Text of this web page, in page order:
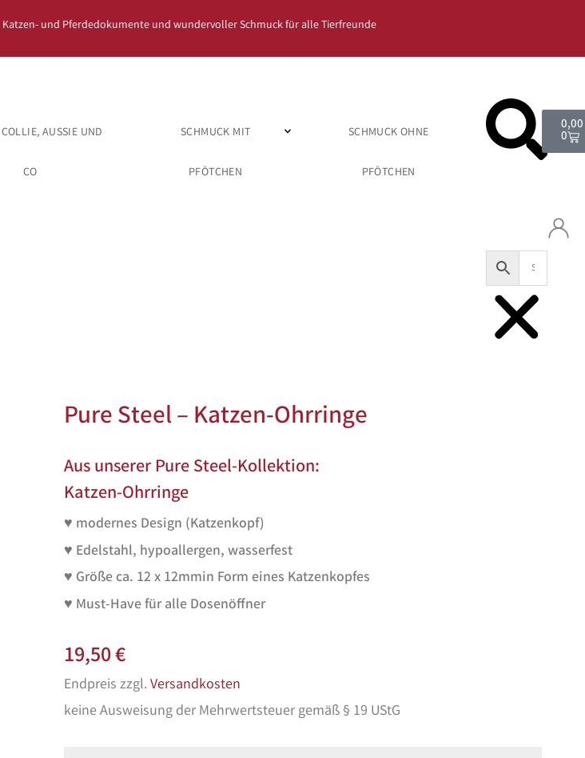
und Pferdedokumente und wundervoller Schmuck für alle Tierfreunde
AUSSIE UND
CO
SCHMUCK MIT
PFÖTCHEN
SCHMUCK OHNE
PFÖTCHEN
0,00
0
Pure Steel – Katzen-Ohrringe
Aus unserer Pure Steel-Kollektion:
Katzen-Ohrringe
♥ modernes Design (Katzenkopf)
♥ Edelstahl, hypoallergen, wasserfest
♥ Größe ca. 12 x 12mmin Form eines Katzenkopfes
♥ Must-Have für alle Dosenöffner
19,50€
Endpreis zzgl.Versandkosten
keine Ausweisung der Mehrwertsteuer gemäß § 19 UStG